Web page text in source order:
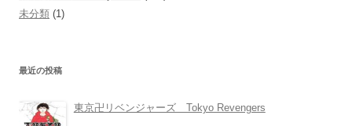
未分類 (1)
最近の投稿
東京卍リベンジャーズ Tokyo Revengers